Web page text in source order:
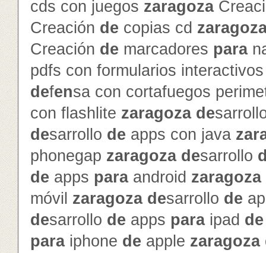
cds con juegos zaragoza
Creación de copias cd
Creación de marcadores para
pdfs con formularios
defensa con cortafuegos
con flashlite zaragoza de
desarrollo de apps con java
phonegap zaragoza desarrollo
de apps paraandroid zaragoza
móvil zaragoza desarrollo de
desarrollo de apps paraipad de
paraiphone de apple zaragoza